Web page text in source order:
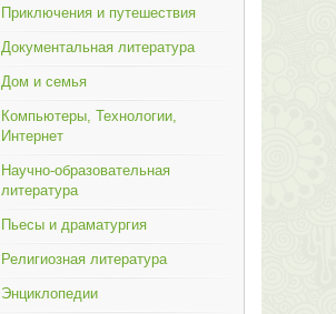
Приключения и путешествия
Документальная литература
Дом и семья
Компьютеры, Технологии,
Интернет
Научно-образовательная
литература
Пьесы и драматургия
Религиозная литература
Энциклопедии